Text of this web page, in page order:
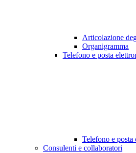
Articolazione
Organigramma
Telefono e posta
Telefono e posta
Consulenti e collaboratori